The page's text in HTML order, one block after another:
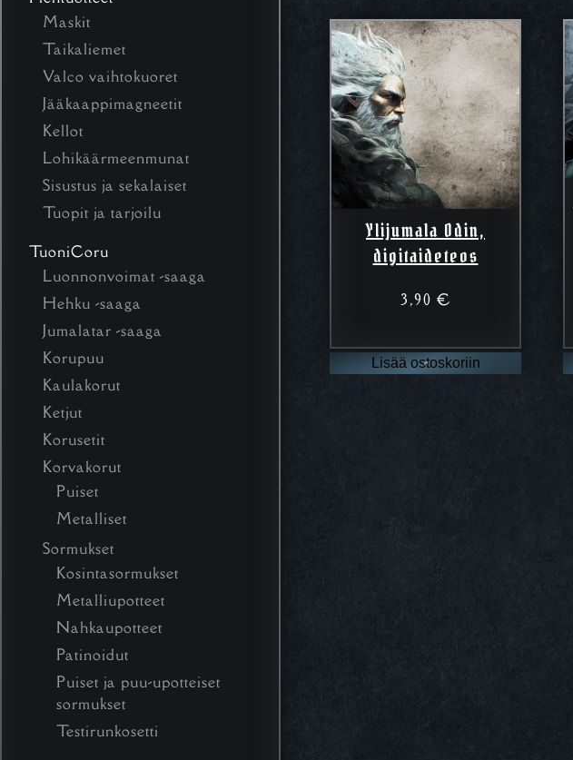
Maskit
Taikaliemet
Valco vaihtokuoret
Jääkaappimagneetit
Kellot
Lohikäärmeenmunat
Sisustus ja sekalaiset
Tuopit ja tarjoilu
TuoniCoru
Luonnonvoimat -saaga
Hehku -saaga
Jumalatar -saaga
Korupuu
Kaulakorut
Ketjut
Korusetit
Korvakorut
Puiset
Metalliset
Sormukset
Kosintasormukset
Metalliupotteet
Nahkaupotteet
Patinoidut
Puiset ja puu-upotteiset
sormukset
Testirunkosetti
Ylijumala Odin,
digitaideteos
3,90 €
Lisää ostoskoriin